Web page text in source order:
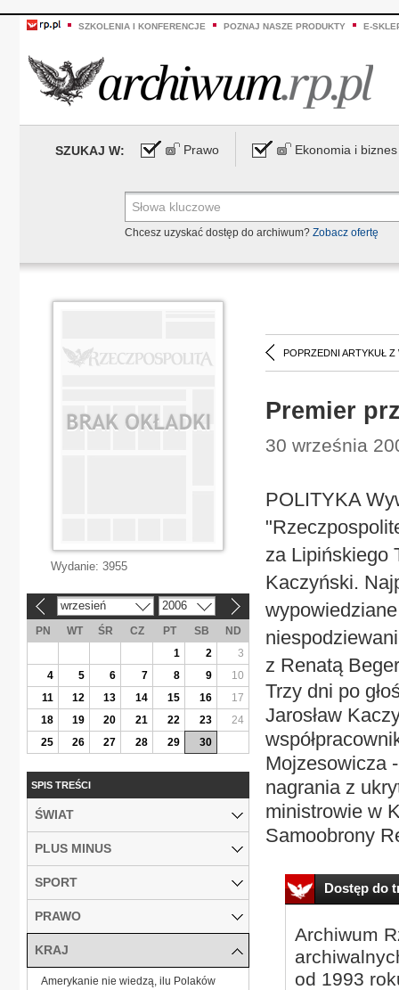
SZKOLENIA I KONFERENCJE POZNAJ NASZE PRODUKTY E-
SZUKAJ W: Prawo Ekonomia i biznes
Chcesz uzyskać dostęp do archiwum? Zobacz ofertę
POPRZEDNI ARTYKUŁ Z
Premier
30 września
POLITYKA
za Lipińskiego
Kaczyński.
z Renatą Beger
Trzy dni po
Jarosław
Mojzesowicza
nagrania z
ministrowie w
Samoobrony
Dostęp do
Archiwum
od 1993
Wydanie: 3955
wrzesień 2006
PN WT ŚR CZ PT SB
ND
1
2
3
4
5 6 7 8 9
10
11
12 13 14 15 16
17
18
19 20 21 22 23
24
25
26 27 28 29 30
SPIS TREŚCI
ŚWIAT
PLUS MINUS
SPORT
PRAWO
KRAJ
Amerykanie nie wiedzą, ilu Polaków